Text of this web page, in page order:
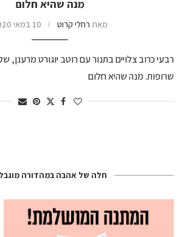
מנה שהיא חלום
מאת רחלי קרוט 10 במאי 2020
רבעי כרוב צלויים בתנור עם רוטב יוגורט מרענן,
שרופות. מנה שהיא חלום
חלה של אהבה במהדורה